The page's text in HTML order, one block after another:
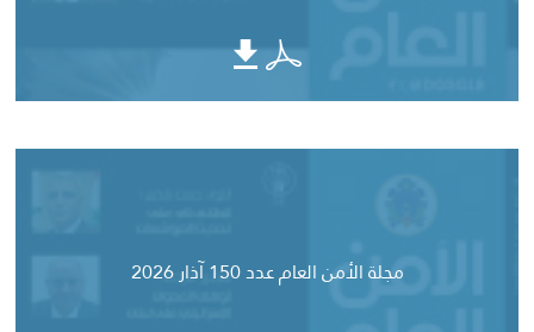
مجلة الأمن العام عدد 150 آذار 2026